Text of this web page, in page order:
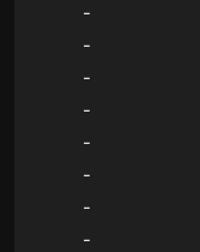
-
-
-
-
-
-
-
-